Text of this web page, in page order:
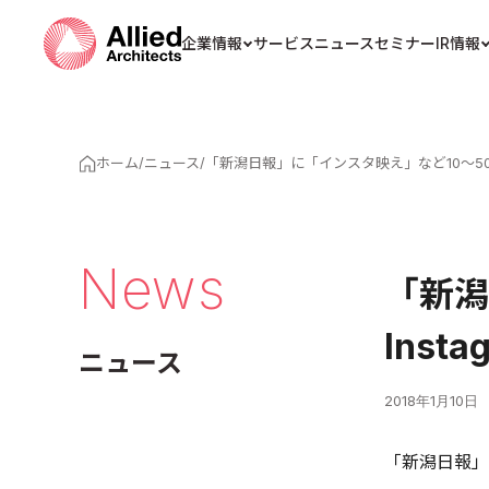
企業情報 サービスニュースセミナーIR情報
ホーム/ニュース/ 「新潟日報」に「インスタ映え」など10
News
ニュース
「新
2018年1月10日
「新潟日報